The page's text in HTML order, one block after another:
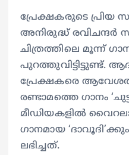
പ്രേക്ഷകരുടെ പ്രിയ
അനിരുദ്ധ് രവിചന്ദർ
ചിത്രത്തിലെ മൂന്ന്
പുറത്തുവിട്ടിട്ടുണ്ട്.
പ്രേക്ഷകരെ
രണ്ടാമത്തെ ഗാനം
മീഡിയകളിൽ
ഗാനമായ
ലഭിച്ചത്.